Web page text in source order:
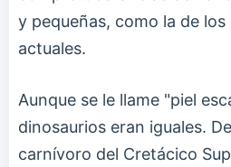
y pequeñas, como la de
actuales.
Aunque se le llame "piel
dinosaurios eran iguales.
carnívoro del Cretácico